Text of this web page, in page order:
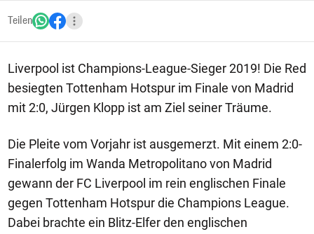
Teilen
Liverpool ist Champions-League-Sieger 2019! Die Red
besiegten Tottenham Hotspur im Finale von Madrid
mit 2:0, Jürgen Klopp ist am Ziel seiner Träume.
Die Pleite vom Vorjahr ist ausgemerzt. Mit einem 2:0-
Finalerfolg im Wanda Metropolitano von Madrid
gewann der FC Liverpool im rein englischen Finale
gegen Tottenham Hotspur die Champions League.
Dabei brachte ein Blitz-Elfer den englischen